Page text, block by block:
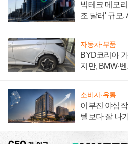
빅테크 메모
조 달러' 규모,
자동차·부품
BYD코리아
지만, BMW·
소비자·유통
이부진 야심
텔보다 잘 나